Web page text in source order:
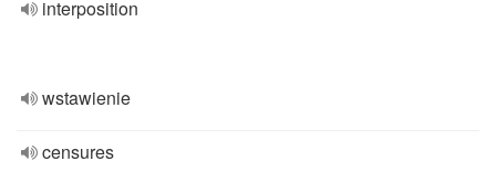
interposition
wstawienie
censures